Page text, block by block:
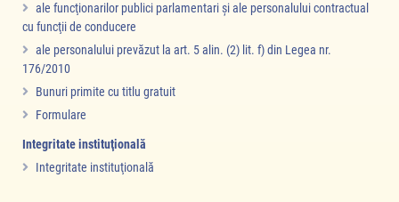
ale funcţionarilor publici parlamentari şi ale personalului contractual
cu funcţii de conducere
ale personalului prevăzut la art. 5 alin. (2) lit. f) din Legea nr.
176/2010
Bunuri primite cu titlu gratuit
Formulare
Integritate instituţională
Integritate instituţională